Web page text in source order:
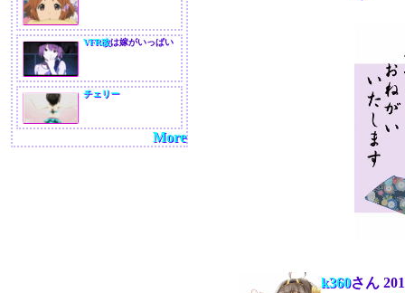
VFR改は嫁がいっぱい
チェリー
More
k360さん